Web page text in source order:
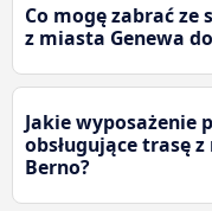
Co mogę zabrać
z miasta Genewa
Jakie wyposażenie
obsługujące trasę
Berno?